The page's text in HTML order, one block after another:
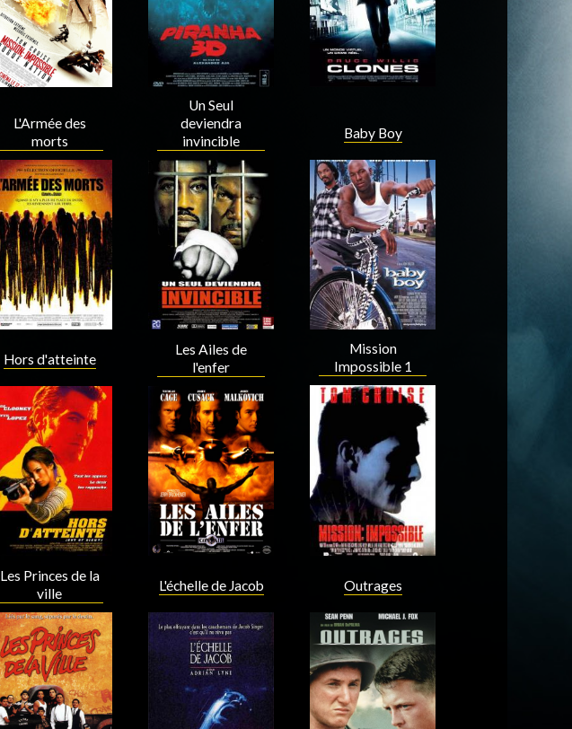
Acteur Acteur Acteur
Acteur Acteur Acteur
L'Armée des
morts
Acteur
Un Seul
deviendra
invincible
Acteur
Baby Boy
Acteur
Hors d'atteinte
Acteur
Les Ailes de
l'enfer
Acteur
Mission
Impossible 1
Acteur
Les Princes de la
ville
L'échelle de Jacob Outrages